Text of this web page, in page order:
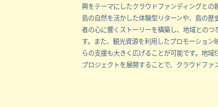
興をテーマにしたクラウドファンディングと
島の自然を活かした体験型リターンや、島の
者の心に響くストーリーを構築し、地域との
す。また、観光資源を利用したプロモーショ
らの支援も大きく広げることが可能です。地
プロジェクトを展開することで、クラウドフ